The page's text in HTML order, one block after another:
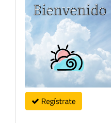
Regístrate